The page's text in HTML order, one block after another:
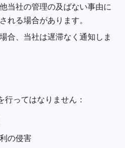
当社の管理の及ばない事由に
れる場合があります。
合、当社は遅滞なく通知しま
ってはなりません：
の侵害